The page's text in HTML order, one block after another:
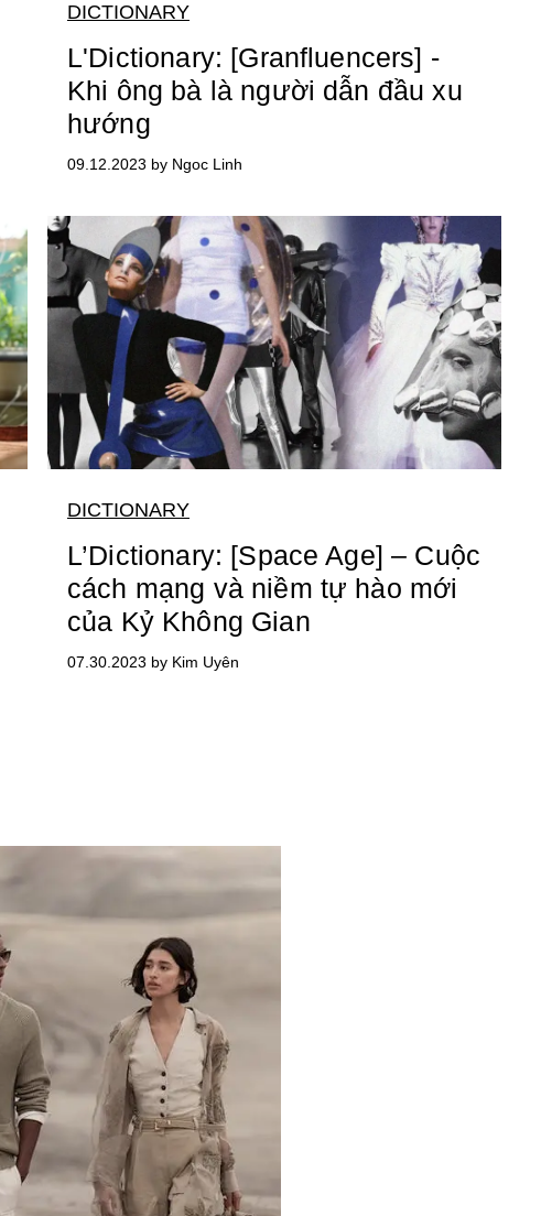
DICTIONARY
L'Dictionary: [Granfluencers] -
Khi ông bà là người dẫn đầu xu
hướng
09.12.2023 by Ngoc Linh
DICTIONARY
L’Dictionary: [Space Age] – Cuộc
cách mạng và niềm tự hào mới
của Kỷ Không Gian
07.30.2023 by Kim Uyên